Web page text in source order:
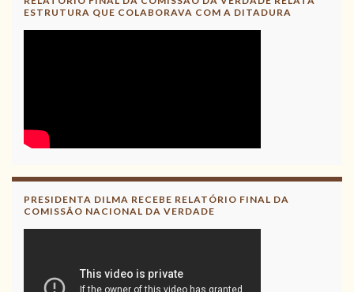
ESTRUTURA QUE COLABORAVA COM A DITADURA
PRESIDENTA DILMA RECEBE RELATÓRIO FINAL DA
COMISSÃO NACIONAL DA VERDADE